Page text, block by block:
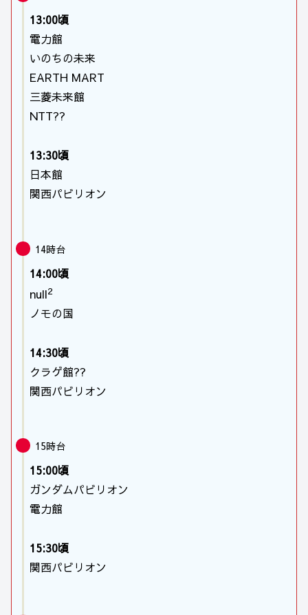
13:00頃
電力館
いのちの未来
EARTH MART
三菱未来館
NTT??
13:30頃
日本館
関西パビリオン
14時台
14:00頃
null2
ノモの国
14:30頃
クラゲ館??
関西パビリオン
15時台
15:00頃
ガンダムパビリオン
電力館
15:30頃
関西パビリオン